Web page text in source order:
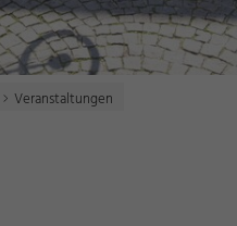
Veranstaltungen